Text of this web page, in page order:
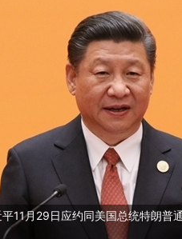
11月29日应约同美国总统特朗普